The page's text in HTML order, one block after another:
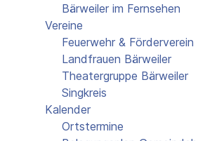
Bärweiler im Fernsehen
Vereine
Feuerwehr & Förderverein
Landfrauen Bärweiler
Theatergruppe Bärweiler
Singkreis
Kalender
Ortstermine